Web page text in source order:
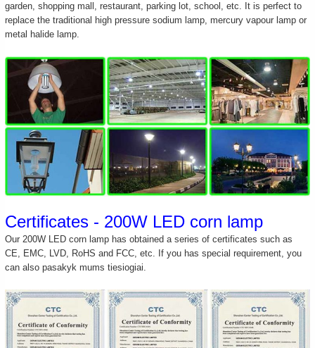
garden, shopping mall, restaurant, parking lot, school, etc. It is perfect to
replace the traditional high pressure sodium lamp, mercury vapour lamp or
metal halide lamp.
Certificates - 200W LED corn lamp
Our 200W LED corn lamp has obtained a series of certificates such as
CE, EMC, LVD, RoHS and FCC, etc. If you has special requirement, you
can alsopasakyk mums tiesiogiai.